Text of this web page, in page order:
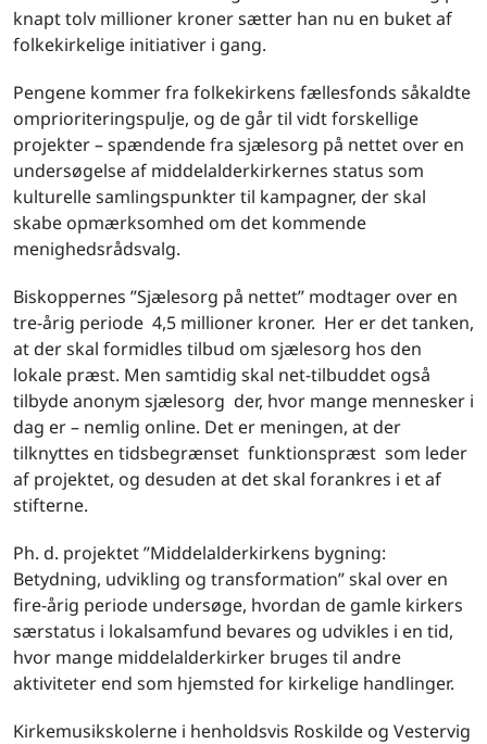
knapt tolv millioner kroner sætter han nu en buket af
folkekirkelige initiativer i gang.
Pengene kommer fra folkekirkens fællesfonds såkaldte
omprioriteringspulje, og de går til vidt forskellige
projekter – spændende fra sjælesorg på nettet over en
undersøgelse af middelalderkirkernes status som
kulturelle samlingspunkter til kampagner, der skal
skabe opmærksomhed om det kommende
menighedsrådsvalg.
Biskoppernes ”Sjælesorg på nettet” modtager over en
tre-årig periode 4,5 millioner kroner. Her er det tanken,
at der skal formidles tilbud om sjælesorg hos den
lokale præst. Men samtidig skal net-tilbuddet også
tilbyde anonym sjælesorg der, hvor mange mennesker i
dag er – nemlig online. Det er meningen, at der
tilknyttes en tidsbegrænset funktionspræst som leder
af projektet, og desuden at det skal forankres i et af
stifterne.
Ph. d. projektet ”Middelalderkirkens bygning:
Betydning, udvikling og transformation” skal over en
fire-årig periode undersøge, hvordan de gamle kirkers
særstatus i lokalsamfund bevares og udvikles i en tid,
hvor mange middelalderkirker bruges til andre
aktiviteter end som hjemsted for kirkelige handlinger.
Kirkemusikskolerne i henholdsvis Roskilde og Vestervig